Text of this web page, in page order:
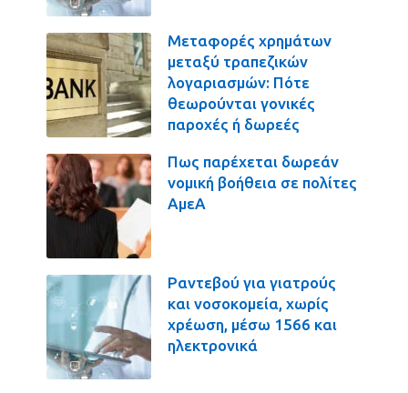
Μεταφορές χρημάτων
μεταξύ τραπεζικών
λογαριασμών: Πότε
θεωρούνται γονικές
παροχές ή δωρεές
Πως παρέχεται δωρεάν
νομική βοήθεια σε πολίτες
ΑμεΑ
Ραντεβού για γιατρούς
και νοσοκομεία, χωρίς
χρέωση, μέσω 1566 και
ηλεκτρονικά